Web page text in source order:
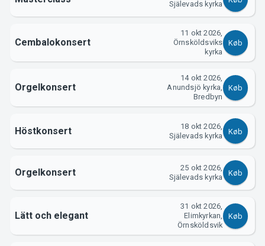
Support
Om Tickster
Själevads kyrka
Cembalokonsert
11 okt 2026,
Örnsköldsviks
kyrka
Køb
Orgelkonsert
14 okt 2026,
Anundsjö kyrka,
Bredbyn
Køb
Höstkonsert
18 okt 2026,
Själevads kyrka
Køb
Orgelkonsert
25 okt 2026,
Själevads kyrka
Køb
Lätt och elegant
31 okt 2026,
Elimkyrkan,
Örnsköldsvik
Køb